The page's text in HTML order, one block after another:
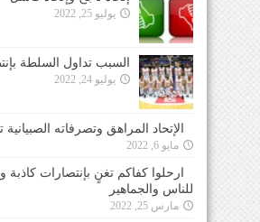
يوليو 25, 2022
السبب تداول السلطة
يوليو 24, 2022
الإتحاد المراهق وتصرفاته الصبيانية
مايو 6, 2022
ارحلوا كفاكم تغنٍ بإنتصارات كاذبة
للناس والجماهير
مارس 25, 2022